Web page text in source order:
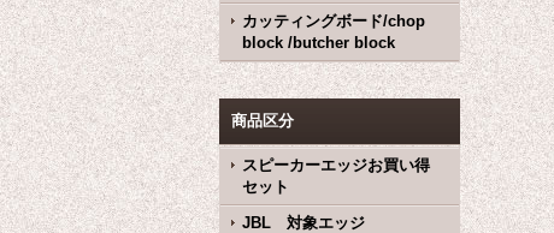
カッティングボード/chop
block /butcher block
商品区分
スピーカーエッジお買い得
セット
JBL 対象エッジ